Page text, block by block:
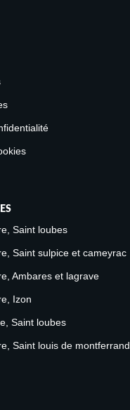
Saint loubes
Saint sulpice et cameyrac
Ambares et lagrave
Izon
Saint loubes
Saint louis de montferrand